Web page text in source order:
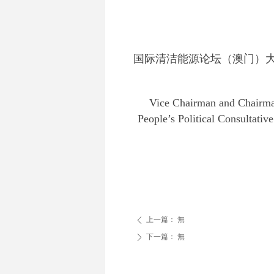
国际清洁能源论坛（澳门）
Vice Chairman and
People’s Political
ꄴ 上一篇： 無
ꄲ 下一篇： 無